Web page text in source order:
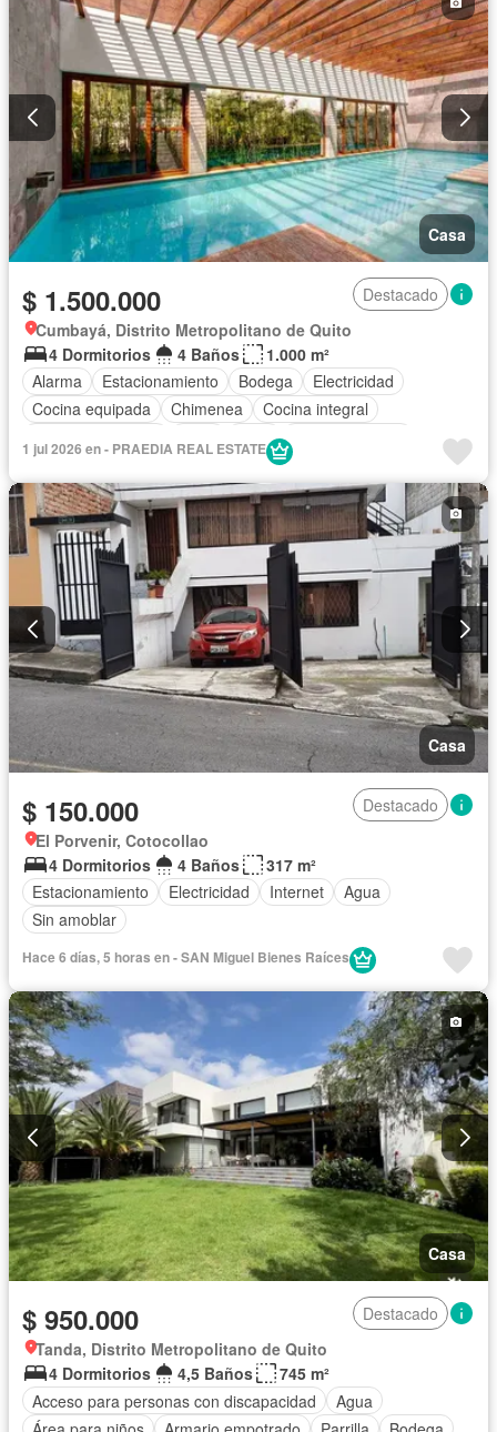
Casa
$ 1.500.000
Destacado
Cumbayá, Distrito Metropolitano de Quito
4 Dormitorios
4 Baños
1.000 m²
Alarma
Estacionamiento Bodega
Electricidad
Cocina equipada
Chimenea
Cocina integral
Patio
Conserje
Acceso para personas con discapacidad
Jardín
Parrilla
Garita de guardianía Seguridad
Piscina
Sin amoblar
1 jul 2026 en - PRAEDIA REAL ESTATE
Casa
$ 150.000
Destacado
El Porvenir, Cotocollao
4 Dormitorios
4 Baños
317 m²
Estacionamiento
Electricidad Internet
Agua
Sin amoblar
Hace 6 días, 5 horas en - SAN Miguel Bienes Raíces
Casa
$ 950.000
Destacado
Tanda, Distrito Metropolitano de Quito
4 Dormitorios
4,5 Baños
745 m²
Acceso para personas con discapacidad
Agua